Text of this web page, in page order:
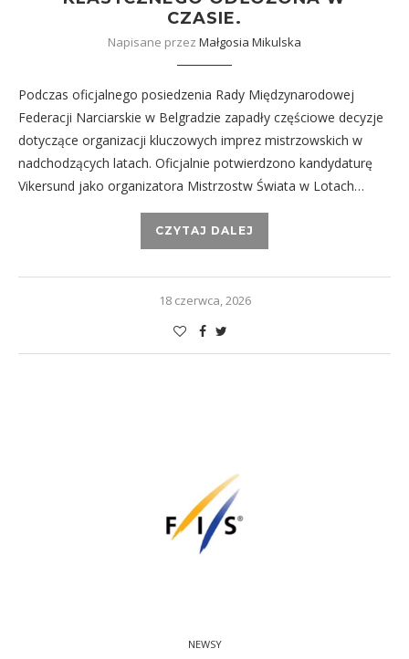
CZASIE.
Napisane przez Małgosia Mikulska
Podczas oficjalnego posiedzenia Rady Międzynarodowej
Federacji Narciarskie w Belgradzie zapadły częściowe decyzje
dotyczące organizacji kluczowych imprez mistrzowskich w
nadchodzących latach. Oficjalnie potwierdzono kandydaturę
Vikersund jako organizatora Mistrzostw Świata w Lotach…
CZYTAJ DALEJ
18 czerwca, 2026
NEWSY